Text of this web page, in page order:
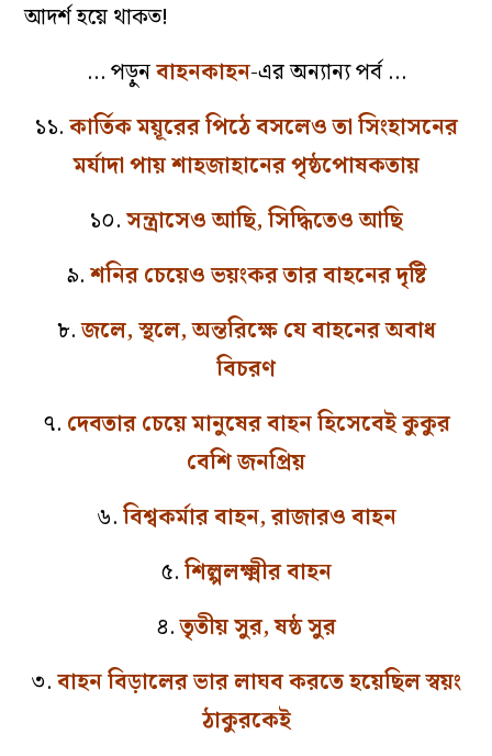
আদর্শ হয়ে থাকত!
… পড়ুনবাহনকাহন-এর অন্যান্য পর্ব …
১১.কার্তিক ময়ূরের পিঠে বসলেও তা সিংহাসনের
মর্যাদা পায় শাহজাহানের পৃষ্ঠপোষকতায়
১০.সন্ত্রাসেও আছি, সিদ্ধিতেও আছি
৯.শনির চেয়েও ভয়ংকর তার বাহনের দৃষ্টি
৮.জলে, স্থলে, অন্তরিক্ষে যে বাহনের অবাধ
বিচরণ
৭. দেবতার চেয়ে মানুষের বাহন হিসেবেই কুকুর
বেশি জনপ্রিয়
৬.বিশ্বকর্মার বাহন, রাজারও বাহন
৫.শিল্পলক্ষ্মীর বাহন
৪.তৃতীয় সুর, ষষ্ঠ সুর
৩.বাহন বিড়ালের ভার লাঘব করতে হয়েছিল স্বয়ং
ঠাকুরকেই